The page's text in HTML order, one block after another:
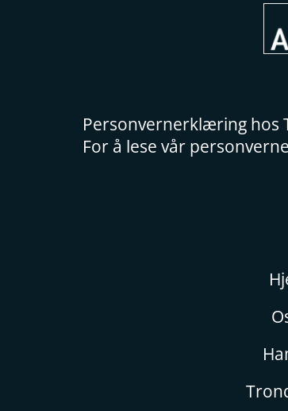
Personvernerklæring hos
For å lese vår